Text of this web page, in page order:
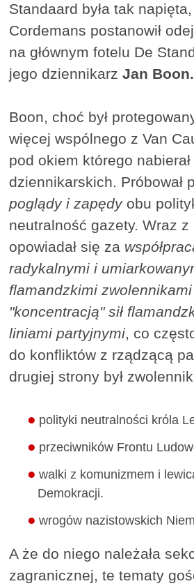
Standaard była tak
Cordemans postanowił
na głównym fotelu De
jego dziennikarzJan Boon.
Boon, choć był
więcej wspólnego z Van
pod okiem którego
dziennikarskich. Próbował
poglądy i zapędyobu
neutralność gazety. Wraz z
opowiadał się za
radykalnymi i
flamandzkimi
"koncentracją" sił
liniami partyjnymi, co
do konfliktów z rządzącą
drugiej strony był
polityki neutralności króla
przeciwników Frontu
walki z komunizmem i
Demokracji.
wrogów nazistowskich
A że do niego należała
zagranicznej, te tematy